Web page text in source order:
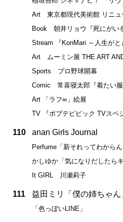
Art 東京都現代美術館 リニュ
Book 朝井リョウ『死にがい
Stream 『KonMari ～人生がと
Art ムーミン展 THE ART
Sports プロ野球開幕
Comic 常喜寝太郎『着たい
Art 「ラフ∞」絵展
TV 『ポプテピピック TVスペ
110 anan Girls Journal
Perfume「新それってわからん
かしゆか「気になりだしたら
It GIRL 川瀬莉子
111 益田ミリ「僕の姉ちゃん
「色っぽいLINE」